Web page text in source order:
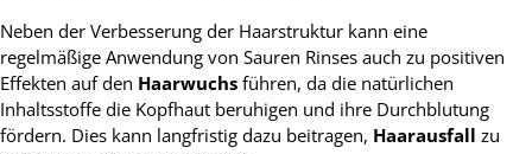
Neben der Verbesserung der Haarstruktur kann eine
regelmäßige Anwendung von Sauren Rinses auch zu positiven
Effekten auf den Haarwuchs führen, da die natürlichen
Inhaltsstoffe die Kopfhaut beruhigen und ihre Durchblutung
fördern. Dies kann langfristig dazu beitragen, Haarausfall zu